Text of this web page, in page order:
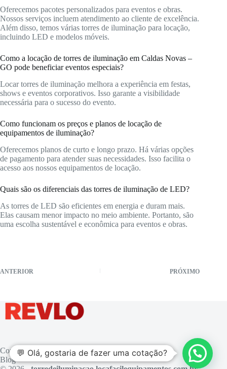
Oferecemos pacotes personalizados para eventos e obras.
Nossos serviços incluem atendimento ao cliente de excelência.
Além disso, temos várias torres de iluminação para locação,
incluindo LED e modelos móveis.
Como a locação de torres de iluminação em Caldas Novas –
GO pode beneficiar eventos especiais?
Locar torres de iluminação melhora a experiência em festas,
shows e eventos corporativos. Isso garante a visibilidade
necessária para o sucesso do evento.
Como funcionam os preços e planos de locação de
equipamentos de iluminação?
Oferecemos planos de curto e longo prazo. Há várias opções
de pagamento para atender suas necessidades. Isso facilita o
acesso aos nossos equipamentos de locação.
Quais são os diferenciais das torres de iluminação de LED?
As torres de LED são eficientes em energia e duram mais.
Elas causam menor impacto no meio ambiente. Portanto, são
uma escolha sustentável e econômica para eventos e obras.
ANTERIOR PRÓXIMO
Contato
Blog
💬 Olá, gostaria de fazer uma cotação?